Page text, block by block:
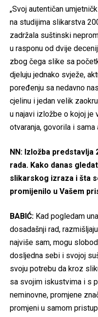
„Svoj autentičan
na studijima slikarstva
zadržala suštinski
u rasponu od dvije
zbog čega slike sa
djeluju jednako svježe,
poređenju sa nedavno
cjelinu i jedan velik
u najavi izložbe o kojoj je
otvaranja, govorila i sama
NN: Izložba predstavlja
rada. Kako danas
slikarskog izraza i šta
promijenilo u Vašem
BABIĆ: Kad pogledam
dosadašnji rad,
najviše sam, mogu
dosljedna sebi i svojoj
svoju potrebu da kroz
sa svojim iskustvima i s
neminovne, promjene
promjeni u samom